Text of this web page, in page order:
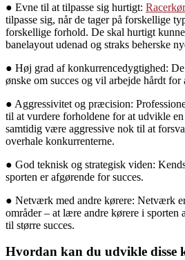
● Evne til at tilpasse sig hurtigt:
tilpasse sig, når de tager på forskellige
forskellige forhold. De skal hurtigt
banelayout udenad og straks beherske
● Høj grad af konkurrencedygtighed:
ønske om succes og vil arbejde hårdt for
● Aggressivitet og præcision:
til at vurdere forholdene for at udvikle
samtidig være aggressive nok til at
overhale konkurrenterne.
● God teknisk og strategisk viden:
sporten er afgørende for succes.
● Netværk med andre kørere: Netværk
områder – at lære andre kørere i
til større succes.
Hvordan kan du udvikle disse